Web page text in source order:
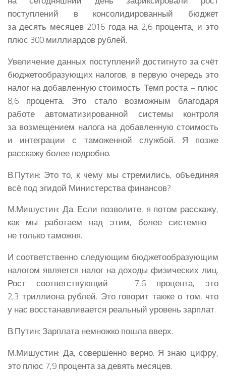
поступлений в консолидированный бюджет
за десять месяцев 2016 года на 2,6 процента, и это
плюс 300 миллиардов рублей.
Увеличение данных поступлений достигнуто за счёт
бюджетообразующих налогов, в первую очередь это
налог на добавленную стоимость. Темп роста – плюс
8,6 процента. Это стало возможным благодаря
работе автоматизированной системы контроля
за возмещением налога на добавленную стоимость
и интеграции с таможенной службой. Я позже
расскажу более подробно.
В.Путин: Это то, к чему мы стремились, объединяя
всё под эгидой Министерства финансов?
М.Мишустин: Да. Если позволите, я потом расскажу,
как мы работаем над этим, более системно –
не только таможня.
И соответственно следующим бюджетообразующим
налогом является налог на доходы физических лиц.
Рост соответствующий – 7,6 процента, это
2,3 триллиона рублей. Это говорит также о том, что
у нас восстанавливается реальный уровень зарплат.
В.Путин: Зарплата немножко пошла вверх.
М.Мишустин: Да, совершенно верно. Я знаю цифру,
это плюс 7,9 процента за девять месяцев.